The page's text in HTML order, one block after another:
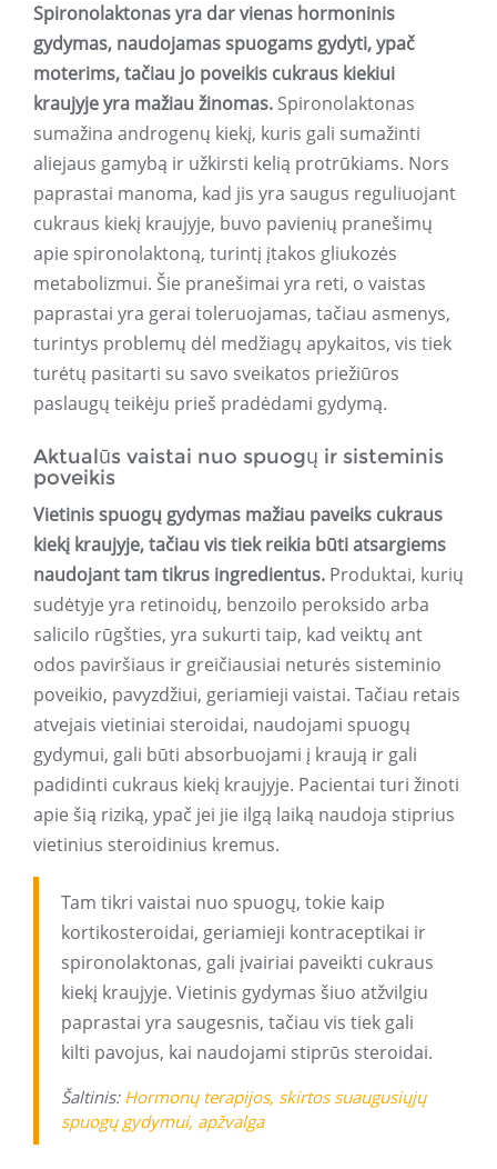
Spironolaktonas yra dar vienas hormoninis
gydymas, naudojamas spuogams gydyti, ypač
moterims, tačiau jo poveikis cukraus kiekiui
kraujyje yra mažiau žinomas. Spironolaktonas
sumažina androgenų kiekį, kuris gali sumažinti
aliejaus gamybą ir užkirsti kelią protrūkiams. Nors
paprastai manoma, kad jis yra saugus reguliuojant
cukraus kiekį kraujyje, buvo pavienių pranešimų
apie spironolaktoną, turintį įtakos gliukozės
metabolizmui. Šie pranešimai yra reti, o vaistas
paprastai yra gerai toleruojamas, tačiau asmenys,
turintys problemų dėl medžiagų apykaitos, vis tiek
turėtų pasitarti su savo sveikatos priežiūros
paslaugų teikėju prieš pradėdami gydymą.
Aktualūs vaistai nuo spuogų ir sisteminis
poveikis
Vietinis spuogų gydymas mažiau paveiks cukraus
kiekį kraujyje, tačiau vis tiek reikia būti atsargiems
naudojant tam tikrus ingredientus. Produktai, kurių
sudėtyje yra retinoidų, benzoilo peroksido arba
salicilo rūgšties, yra sukurti taip, kad veiktų ant
odos paviršiaus ir greičiausiai neturės sisteminio
poveikio, pavyzdžiui, geriamieji vaistai. Tačiau retais
atvejais vietiniai steroidai, naudojami spuogų
gydymui, gali būti absorbuojami į kraują ir gali
padidinti cukraus kiekį kraujyje. Pacientai turi žinoti
apie šią riziką, ypač jei jie ilgą laiką naudoja stiprius
vietinius steroidinius kremus.
Tam tikri vaistai nuo spuogų, tokie kaip
kortikosteroidai, geriamieji kontraceptikai ir
spironolaktonas, gali įvairiai paveikti cukraus
kiekį kraujyje. Vietinis gydymas šiuo atžvilgiu
paprastai yra saugesnis, tačiau vis tiek gali
kilti pavojus, kai naudojami stiprūs steroidai.
Šaltinis: Hormonų terapijos, skirtos suaugusiųjų
spuogų gydymui, apžvalga